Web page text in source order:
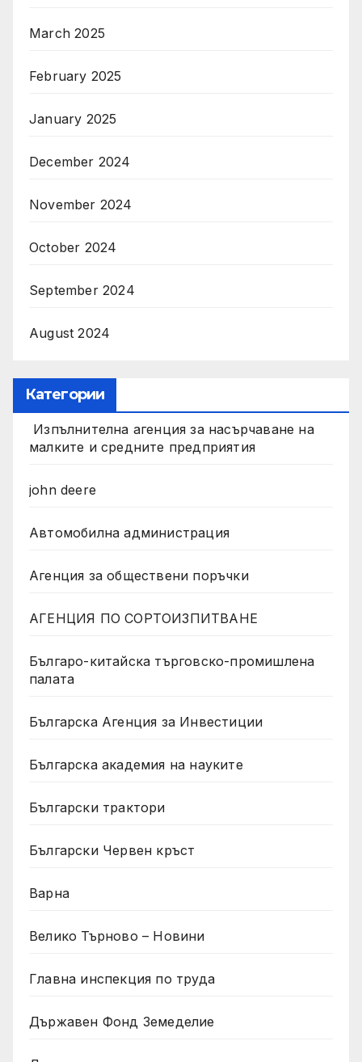
March 2025
February 2025
January 2025
December 2024
November 2024
October 2024
September 2024
August 2024
Категории
Изпълнителна агенция за насърчаване на
малките и средните предприятия
john deere
Автомобилна администрация
Агенция за обществени поръчки
АГЕНЦИЯ ПО СОРТОИЗПИТВАНЕ
Българо-китайска търговско-промишлена
палата
Българска Агенция за Инвестиции
Българска академия на науките
Български трактори
Български Червен кръст
Варна
Велико Търново – Новини
Главна инспекция по труда
Държавен Фонд Земеделие